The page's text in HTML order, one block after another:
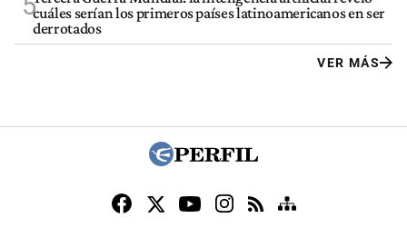
cuáles serían los primeros países latinoamericanos en ser
derrotados
VER MÁS